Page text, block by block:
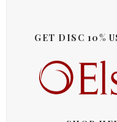
GET DISC 10%